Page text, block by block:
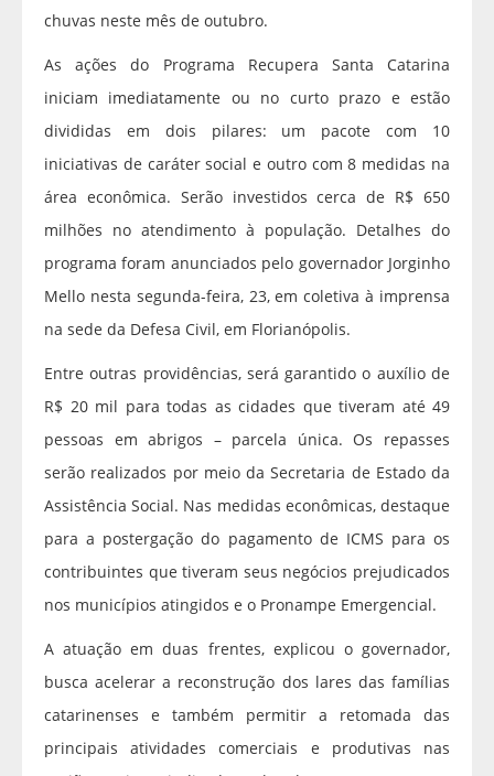
chuvas neste mês de outubro.
As ações do Programa Recupera Santa Catarina
iniciam imediatamente ou no curto prazo e estão
divididas em dois pilares: um pacote com 10
iniciativas de caráter social e outro com 8 medidas na
área econômica. Serão investidos cerca de R$ 650
milhões no atendimento à população. Detalhes do
programa foram anunciados pelo governador Jorginho
Mello nesta segunda-feira, 23, em coletiva à imprensa
na sede da Defesa Civil, em Florianópolis.
Entre outras providências, será garantido o auxílio de
R$ 20 mil para todas as cidades que tiveram até 49
pessoas em abrigos – parcela única. Os repasses
serão realizados por meio da Secretaria de Estado da
Assistência Social. Nas medidas econômicas, destaque
para a postergação do pagamento de ICMS para os
contribuintes que tiveram seus negócios prejudicados
nos municípios atingidos e o Pronampe Emergencial.
A atuação em duas frentes, explicou o governador,
busca acelerar a reconstrução dos lares das famílias
catarinenses e também permitir a retomada das
principais atividades comerciais e produtivas nas